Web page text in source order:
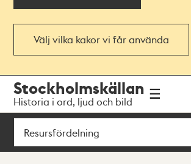
Välj vilka kakor vi får använda
navigationen
huvudinnehållet
Stockholmskällan
Historia i ord, ljud och bild
Sök